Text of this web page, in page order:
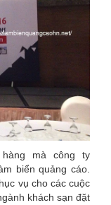
mà công ty
biển quảng cáo.
vụ cho các cuộc
khách sạn đặt